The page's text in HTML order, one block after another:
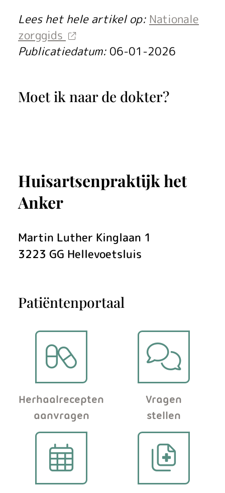
a
c
i
e
b
y
v
o
e
i
e
s
Lees het hele artikel op: Nationale
zorggids
Publicatiedatum: 06-01-2026
Moet ik naar de dokter?
Huisartsenpraktijk het
Anker
Martin Luther Kinglaan 1
3223 GG Hellevoetsluis
Patiëntenportaal
Herhaalrecepten
aanvragen
Vragen
stellen